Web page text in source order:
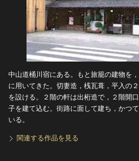
中山道桶川宿にある。もと旅籠の建物を
に用いてきた。切妻造，桟瓦葺，平入の
を設ける。２階の軒は出桁造で，２階開
子を建て込む。街路に面して建ち，かつ
いる。
関連する作品を見る